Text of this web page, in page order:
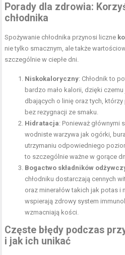
Porady dla zdrowia:
chłodnika
Spożywanie chłodnika przynosi liczne
nie tylko smacznym, ale także
szczególnie w ciepłe dni.
Niskokaloryczny: Chłodnik to
bardzo mało kalorii, dzięki
dbających o linię oraz tych,
bez rezygnacji ze smaku.
Hidratacja: Ponieważ głównymi
wodniste warzywa jak ogórki,
utrzymaniu odpowiedniego
to szczególnie ważne w gorące
Bogactwo składników
chłodniku dostarczają cennych
oraz minerałów takich jak potas i
wspierają zdrowy system
wzmacniają kości.
Częste błędy podczas
i jak ich unikać